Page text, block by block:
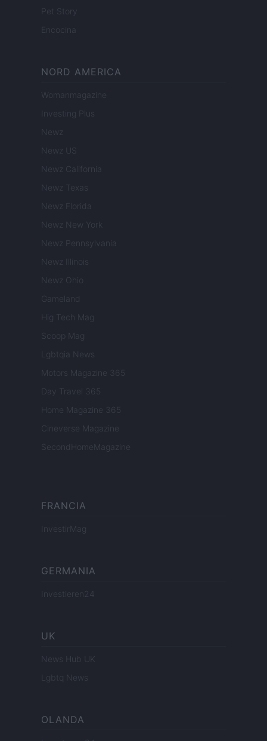
Pet Story
Encocina
NORD AMERICA
Womanmagazine
Investing Plus
Newz
Newz US
Newz California
Newz Texas
Newz Florida
Newz New York
Newz Pennsylvania
Newz Illinois
Newz Ohio
Gameland
Hig Tech Mag
Scoop Mag
Lgbtqia News
Motors Magazine 365
Day Travel 365
Home Magazine 365
Cineverse Magazine
SecondHomeMagazine
FRANCIA
InvestirMag
GERMANIA
Investieren24
UK
News Hub UK
Lgbtq News
OLANDA